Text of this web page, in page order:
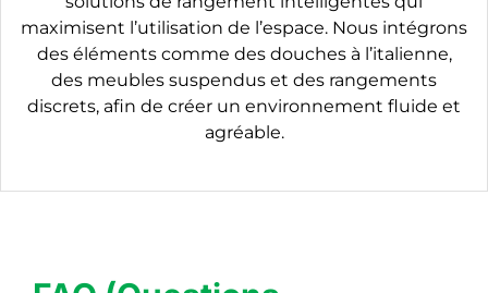
maximisent l’utilisation de l’espace. Nous intégrons
des éléments comme des douches à l’italienne,
des meubles suspendus et des rangements
discrets, afin de créer un environnement fluide et
agréable.